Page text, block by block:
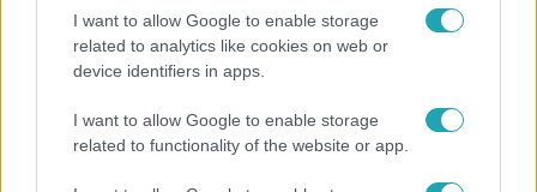
I want to allow Google to enable storage
related to analytics like cookies on web or
device identifiers in apps.
I want to allow Google to enable storage
related to functionality of the website or app.